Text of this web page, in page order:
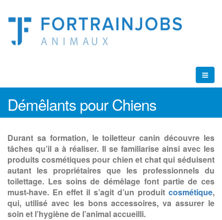
Démêlants pour Chiens
Durant sa formation, le toiletteur canin découvre les
tâches qu’il a à réaliser. Il se familiarise ainsi avec les
produits cosmétiques pour chien et chat qui séduisent
autant les propriétaires que les professionnels du
toilettage. Les soins de démêlage font partie de ces
must-have. En effet il s’agit d’un produit cosmétique,
qui, utilisé avec les bons accessoires, va assurer le
soin et l’hygiène de l’animal accueilli.